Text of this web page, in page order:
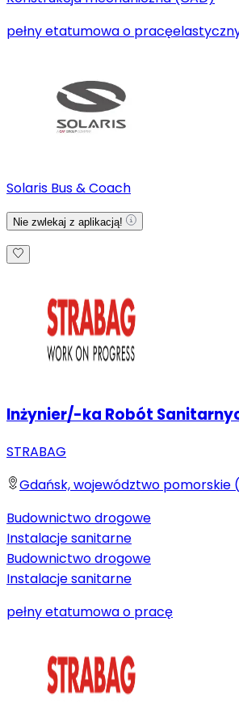
pełny etatumowa o pracę
Solaris Bus & Coach
Nie zwlekaj z aplikacją!
Inżynier/-ka Robót
STRABAG
Gdańsk, województwo pomorskie
Budownictwo drogowe
Instalacje sanitarne
Budownictwo drogowe
Instalacje sanitarne
pełny etatumowa o pracę